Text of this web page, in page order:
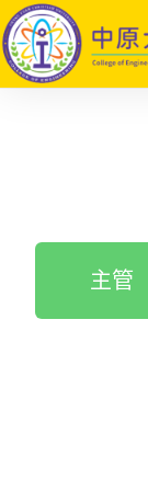
主管